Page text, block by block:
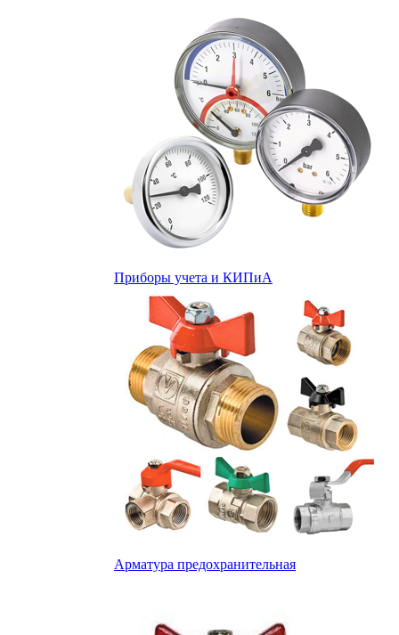
Приборы учета и КИПиА
Арматура предохранительная